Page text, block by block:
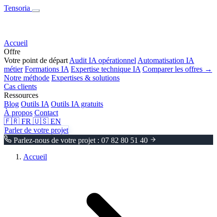
Tensoria
Accueil
Offre
Votre point de départ Audit IA opérationnel Automatisation IA
métier Formations IA Expertise technique IA Comparer les offres →
Notre méthode Expertises & solutions
Cas clients
Ressources
Blog Outils IA Outils IA gratuits
À propos Contact
🇫🇷 FR 🇺🇸 EN
Parler de votre projet
Parlez-nous de votre projet : 07 82 80 51 40
Accueil